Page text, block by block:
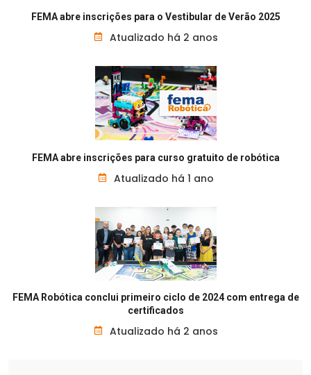
FEMA abre inscrições para o Vestibular de Verão 2025
Atualizado há 2 anos
FEMA abre inscrições para curso gratuito de robótica
Atualizado há 1 ano
FEMA Robótica conclui primeiro ciclo de 2024 com entrega de
certificados
Atualizado há 2 anos